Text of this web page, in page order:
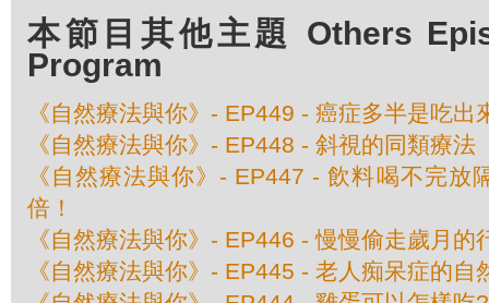
本節目其他主題 Others
Program
《自然療法與你》- EP449 - 癌症多半是吃出
《自然療法與你》- EP448 - 斜視的同類療法
《自然療法與你》- EP447 - 飲料喝不完放
倍！
《自然療法與你》- EP446 - 慢慢偷走歲月的
《自然療法與你》- EP445 - 老人痴呆症的自